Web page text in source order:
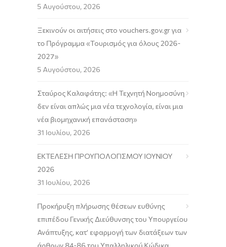
5 Αυγούστου, 2026
Ξεκινούν οι αιτήσεις στο vouchers.gov.gr για
το Πρόγραμμα «Τουρισμός για όλους 2026-
2027»
5 Αυγούστου, 2026
Σταύρος Καλαφάτης: «Η Τεχνητή Νοημοσύνη
δεν είναι απλώς μια νέα τεχνολογία, είναι μια
νέα βιομηχανική επανάσταση»
31 Ιουλίου, 2026
ΕΚΤΕΛΕΣΗ ΠΡΟΥΠΟΛΟΓΙΣΜΟΥ ΙΟΥΝΙΟΥ
2026
31 Ιουλίου, 2026
Προκήρυξη πλήρωσης θέσεων ευθύνης
επιπέδου Γενικής Διεύθυνσης του Υπουργείου
Ανάπτυξης, κατ’ εφαρμογή των διατάξεων των